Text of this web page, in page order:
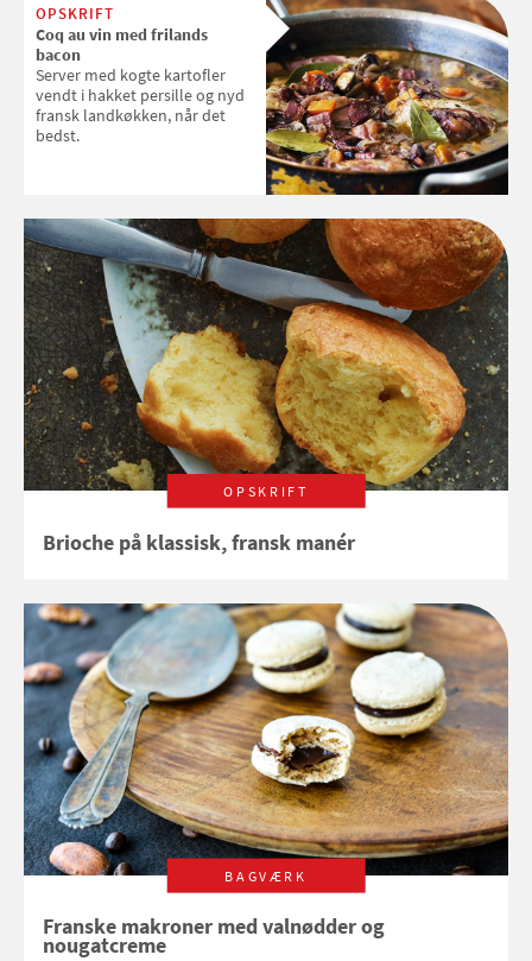
OPSKRIFT
Coq au vin med frilands
bacon
Server med kogte kartofler
vendt i hakket persille og nyd
fransk landkøkken, når det
bedst.
OPSKRIFT
Brioche på klassisk, fransk manér
BAGVÆRK
Franske makroner med valnødder og
nougatcreme